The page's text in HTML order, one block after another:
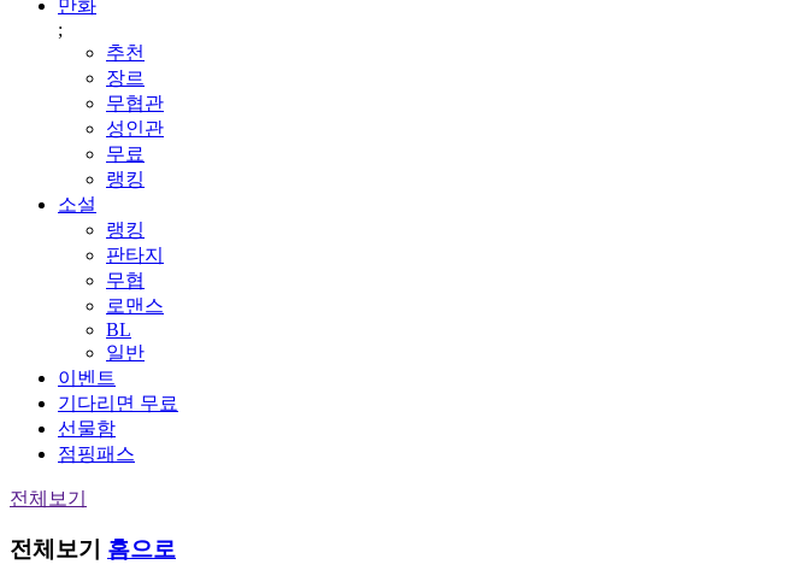
만화
;
추천
장르
무협관
성인관
무료
랭킹
소설
랭킹
판타지
무협
로맨스
BL
일반
이벤트
기다리면 무료
선물함
점핑패스
전체보기
전체보기 홈으로